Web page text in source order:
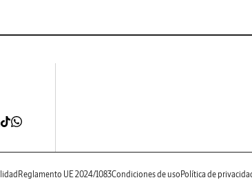
Reglamento UE 2024/1083Condiciones de uso Política de